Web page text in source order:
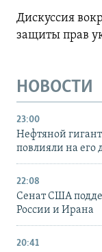
Дискуссия
защиты прав
НОВОСТИ
23:00
Нефтяной
повлияли на его
22:08
Сенат США
России и Ирана
20:41